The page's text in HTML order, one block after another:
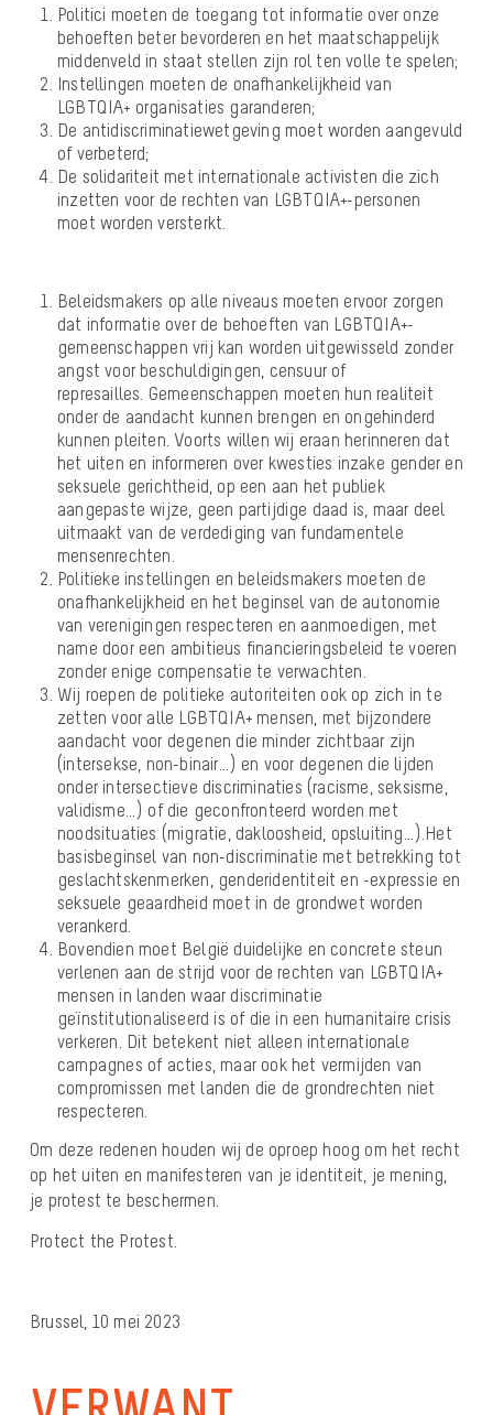
Politici moeten de toegang tot informatie over onze
behoeften beter bevorderen en het maatschappelijk
middenveld in staat stellen zijn rol ten volle te spelen;
Instellingen moeten de onafhankelijkheid van
LGBTQIA+ organisaties garanderen;
De antidiscriminatiewetgeving moet worden aangevuld
of verbeterd;
De solidariteit met internationale activisten die zich
inzetten voor de rechten van LGBTQIA+-personen
moet worden versterkt.
Beleidsmakers op alle niveaus moeten ervoor zorgen
dat informatie over de behoeften van LGBTQIA+-
gemeenschappen vrij kan worden uitgewisseld zonder
angst voor beschuldigingen, censuur of
represailles. Gemeenschappen moeten hun realiteit
onder de aandacht kunnen brengen en ongehinderd
kunnen pleiten.Voorts willen wij eraan herinneren dat
het uiten en informeren over kwesties inzake gender en
seksuele gerichtheid, op een aan het publiek
aangepaste wijze, geen partijdige daad is, maar deel
uitmaakt van de verdediging van fundamentele
mensenrechten.
Politieke instellingen en beleidsmakers moeten de
onafhankelijkheid en het beginsel van de autonomie
van verenigingen respecteren en aanmoedigen, met
name door een ambitieus financieringsbeleid te voeren
zonder enige compensatie te verwachten.
Wij roepen de politieke autoriteiten ook op zich in te
zetten voor alle LGBTQIA+ mensen, met bijzondere
aandacht voor degenen die minder zichtbaar zijn
(intersekse, non-binair…) en voor degenen die lijden
onder intersectieve discriminaties (racisme, seksisme,
validisme…) of die geconfronteerd worden met
noodsituaties (migratie, dakloosheid, opsluiting…).Het
basisbeginsel van non-discriminatie met betrekking tot
geslachtskenmerken, genderidentiteit en -expressie en
seksuele geaardheid moet in de grondwet worden
verankerd.
Bovendien moet België duidelijke en concrete steun
verlenen aan de strijd voor de rechten van LGBTQIA+
mensen in landen waar discriminatie
geïnstitutionaliseerd is of die in een humanitaire crisis
verkeren. Dit betekent niet alleen internationale
campagnes of acties, maar ook het vermijden van
compromissen met landen die de grondrechten niet
respecteren.
Om deze redenen houden wij de oproep hoog om het recht
op het uiten en manifesteren van je identiteit, je mening,
je protest te beschermen.
Protect the Protest.
Brussel, 10 mei 2023